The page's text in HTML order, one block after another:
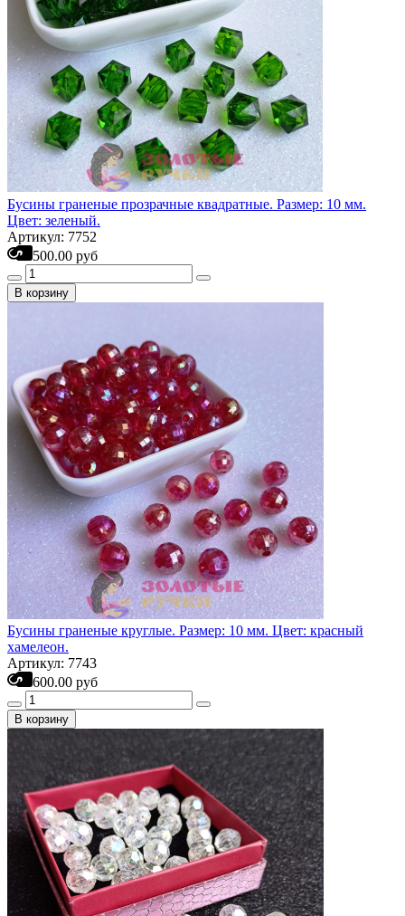
Бусины граненые прозрачные квадратные. Размер: 10 мм.
Цвет: зеленый.
Артикул: 7752
500.00 руб
В корзину
Бусины граненые круглые. Размер: 10 мм. Цвет: красный
хамелеон.
Артикул: 7743
600.00 руб
В корзину